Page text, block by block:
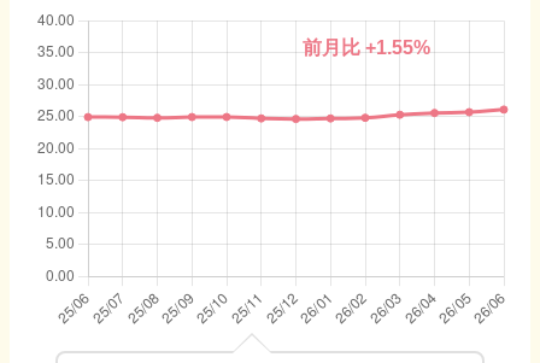
前月比+1.55%